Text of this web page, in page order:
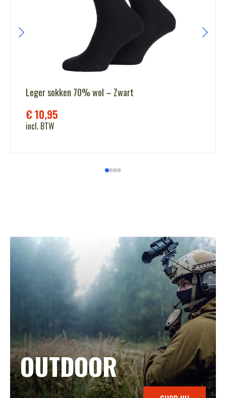
Leger sokken 70% wol – Zwart
€10,95
incl. BTW
OUTDOOR